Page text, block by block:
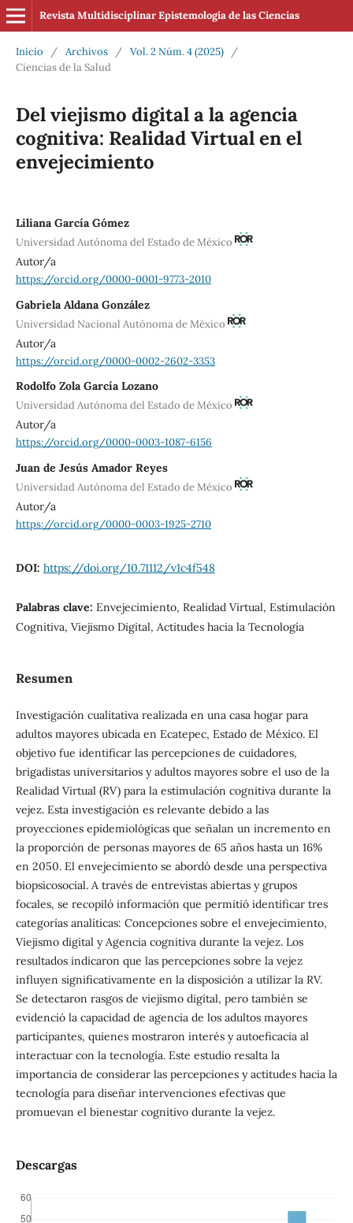
Revista Multidisciplinar Epistemología de las Ciencias
Inicio / Archivos / Vol. 2 Núm. 4 (2025)
/
Ciencias de la Salud
Del viejismo digital a la agencia
cognitiva: Realidad Virtual en el
envejecimiento
Liliana García Gómez
Universidad Autónoma del Estado de México
Autor/a
https://orcid.org/0000-0001-9773-2010
Gabriela Aldana González
Universidad Nacional Autónoma de México
Autor/a
https://orcid.org/0000-0002-2602-3353
Rodolfo Zola García Lozano
Universidad Autónoma del Estado de México
Autor/a
https://orcid.org/0000-0003-1087-6156
Juan de Jesús Amador Reyes
Universidad Autónoma del Estado de México
Autor/a
https://orcid.org/0000-0003-1925-2710
DOI: https://doi.org/10.71112/v1c4f548
Palabras clave: Envejecimiento, Realidad Virtual, Estimulación
Cognitiva, Viejismo Digital, Actitudes hacia la Tecnología
Resumen
Investigación cualitativa realizada en una casa hogar para
adultos mayores ubicada en Ecatepec, Estado de México. El
objetivo fue identificar las percepciones de cuidadores,
brigadistas universitarios y adultos mayores sobre el uso de la
Realidad Virtual (RV) para la estimulación cognitiva durante la
vejez. Esta investigación es relevante debido a las
proyecciones epidemiológicas que señalan un incremento en
la proporción de personas mayores de 65 años hasta un 16%
en 2050. El envejecimiento se abordó desde una perspectiva
biopsicosocial. A través de entrevistas abiertas y grupos
focales, se recopiló información que permitió identificar tres
categorías analíticas: Concepciones sobre el envejecimiento,
Viejismo digital y Agencia cognitiva durante la vejez. Los
resultados indicaron que las percepciones sobre la vejez
influyen significativamente en la disposición a utilizar la RV.
Se detectaron rasgos de viejismo digital, pero también se
evidenció la capacidad de agencia de los adultos mayores
participantes, quienes mostraron interés y autoeficacia al
interactuar con la tecnología. Este estudio resalta la
importancia de considerar las percepciones y actitudes hacia la
tecnología para diseñar intervenciones efectivas que
promuevan el bienestar cognitivo durante la vejez.
Descargas